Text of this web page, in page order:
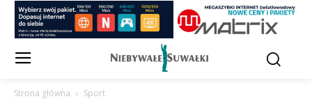
Strona główna Sport